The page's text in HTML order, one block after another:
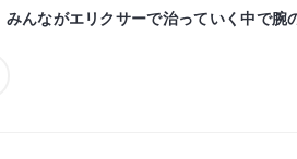
みんながエリクサーで治っていく中で